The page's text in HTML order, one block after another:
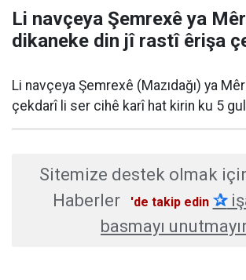
Li navçeya Şemrexê ya
dikaneke din jî rastî êrişa
Li navçeya Şemrexê (Mazıdağı) ya
çekdarî li ser cihê karî hat kirin ku 5
Sitemize destek olmak
Haberler
'de takip edin ✰
basmayı